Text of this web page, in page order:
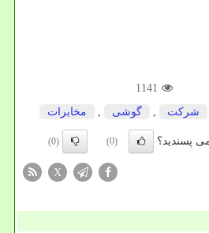
1141
شركت , گوشی , مخابرات
پسندید؟ (0)
(0)
X